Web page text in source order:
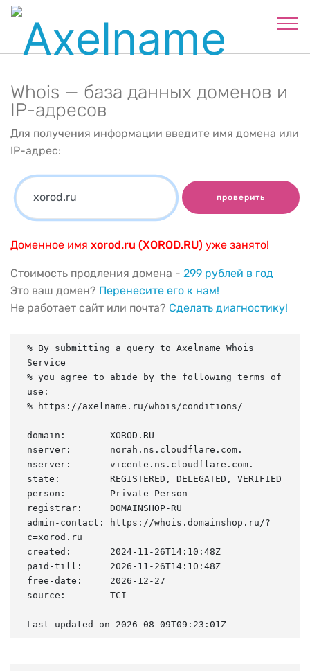
Whois — база данных доменов и
IP-адресов
Для получения информации введите имя домена или
IP-адрес:
проверить
Доменное имя xorod.ru (XOROD.RU) уже занято!
Стоимость продления домена - 299 рублей в год
Это ваш домен? Перенесите его к нам!
Не работает сайт или почта? Сделать диагностику!
% By submitting a query to Axelname Whois
Service
% you agree to abide by the following terms of
use:
% https://axelname.ru/whois/conditions/
domain:        XOROD.RU
nserver:       norah.ns.cloudflare.com.
nserver:       vicente.ns.cloudflare.com.
state:         REGISTERED, DELEGATED, VERIFIED
person:        Private Person
registrar:     DOMAINSHOP-RU
admin-contact: https://whois.domainshop.ru/?
c=xorod.ru
created:       2024-11-26T14:10:48Z
paid-till:     2026-11-26T14:10:48Z
free-date:     2026-12-27
source:        TCI
Last updated on 2026-08-09T09:23:01Z